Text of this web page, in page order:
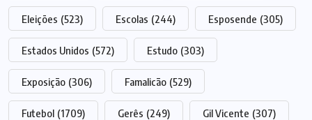
Eleições (523) Escolas (244) Esposende (305)
Estados Unidos (572) Estudo (303)
Exposição (306) Famalicão (529)
Futebol (1709) Gerês (249) Gil Vicente (307)